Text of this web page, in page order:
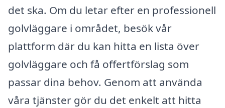
det ska. Om du letar efter en professionell
golvläggare i området, besök vår
plattform där du kan hitta en lista över
golvläggare och få offertförslag som
passar dina behov. Genom att använda
våra tjänster gör du det enkelt att hitta